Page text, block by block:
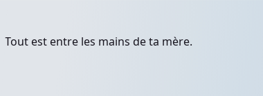
Tout est entre les mains de ta mère.